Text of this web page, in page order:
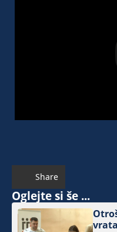
Share
Oglejte si še ...
vrata